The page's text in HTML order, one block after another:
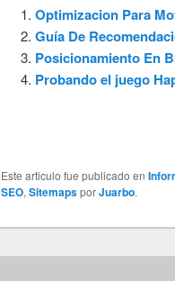
Optimizacion Para
Guía De
Posicionamiento En
Probando el juego
Este articulo fue publicado en
SEO,SitemapsporJuarbo.